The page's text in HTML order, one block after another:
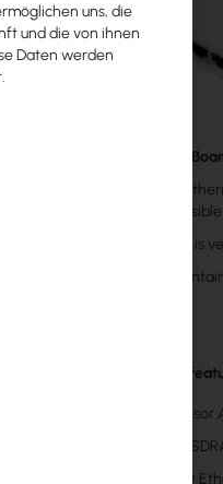
It has five
It's also
The device is
Package
Important
Processor
32MB
5x Fast
uns, die
und die von ihnen
Daten werden